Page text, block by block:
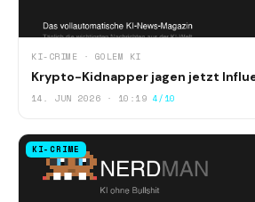
KI-CRIME · GOLEM KI
Krypto-Kidnapper jagen jetzt
14. JUN 2026 · 10:19 4/10
KI-CRIME